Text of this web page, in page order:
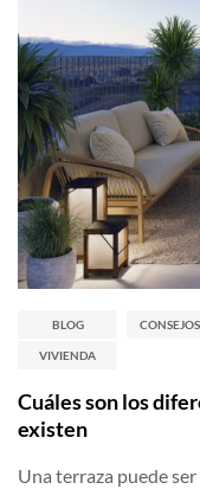
BLOG
VIVIENDA
Cuáles son los
existen
Una terraza puede